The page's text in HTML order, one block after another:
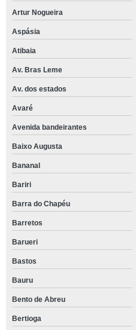
Artur Nogueira
Aspásia
Atibaia
Av. Bras Leme
Av. dos estados
Avaré
Avenida bandeirantes
Baixo Augusta
Bananal
Bariri
Barra do Chapéu
Barretos
Barueri
Bastos
Bauru
Bento de Abreu
Bertioga